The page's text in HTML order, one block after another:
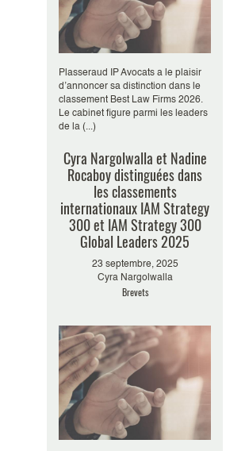
Plasseraud IP Avocats a le plaisir
d’annoncer sa distinction dans le
classement Best Law Firms 2026.
Le cabinet figure parmi les leaders
de la (...)
Cyra Nargolwalla et Nadine
Rocaboy distinguées dans
les classements
internationaux IAM Strategy
300 et IAM Strategy 300
Global Leaders 2025
23 septembre, 2025
Cyra Nargolwalla
Brevets